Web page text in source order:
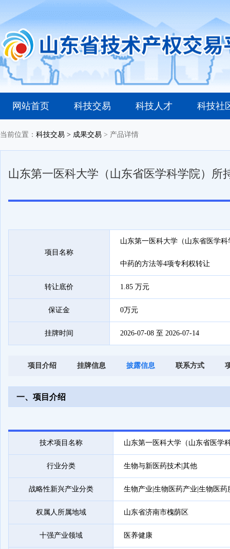
网站首页 科技交易 科技人才 科技社
当前位置： 科技交易 > 成果交易 > 产品详情
山东第一医科大学（山东省医学科学院）
项目名称
山东第一医科大学（山东省医学
中药的方法等4项专利权转让
转让底价 1.85 万元
保证金 0万元
挂牌时间 2026-07-08 至 2026-07-14
项目介绍 挂牌信息 披露信息 联系方式
一、项目介绍
技术项目名称 山东第一医科大学（山东省医学
行业分类 生物与新医药技术|其他
战略性新兴产业分类 生物产业|生物医药产业 |生物医药
权属人所属地域 山东省济南市槐荫区
十强产业领域 医养健康